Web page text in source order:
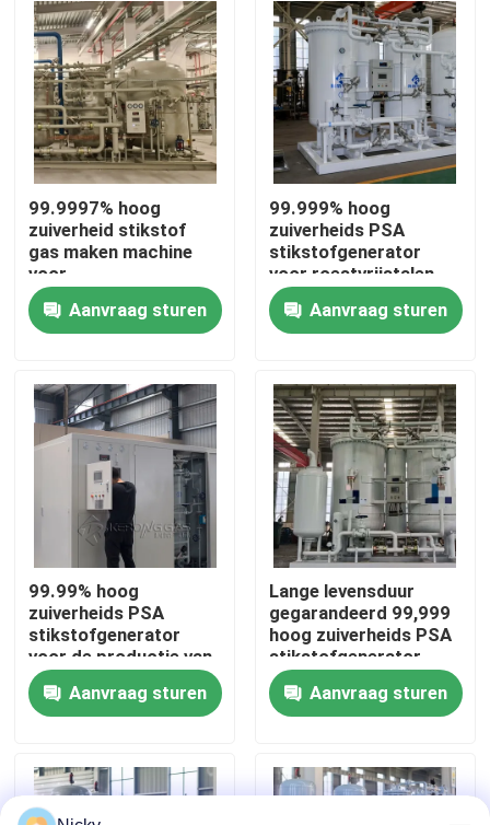
Thuis
Producten
Over ons
Fabriekstocht
Kwaliteitscontrole
Neem contact met ons op
Nieuws
Vraag een offerte
De Generator van de hoge Zuiverheidsstikstof
99.9997% hoog
zuiverheid stikstof
gas maken machine
voor
warmtebehandeling
met CEAanvraag sturen
99.999% hoog
zuiverheids PSA
stikstofgenerator
voor roestvrijstalen
buis
Aanvraag sturen
99.99% hoog
zuiverheids PSA
stikstofgenerator
voor de productie van
airconditioners
Aanvraag sturen
Lange levensduur
gegarandeerd 99,999
hoog zuiverheids PSA
stikstofgenerator
Aanvraag sturen